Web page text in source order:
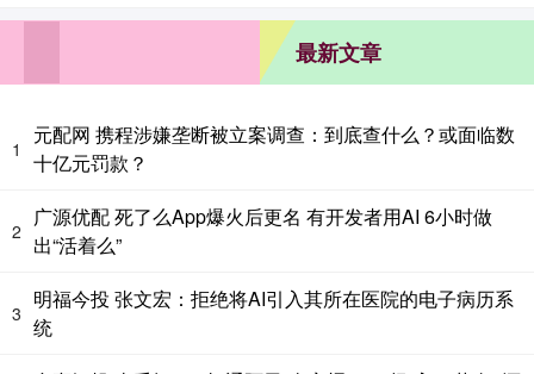
最新文章
1
元配网 携程涉嫌垄断被立案调查：到底查什么？或面临数
十亿元罚款？
2
广源优配 死了么App爆火后更名 有开发者用AI 6小时做
出“活着么”
3
明福今投 张文宏：拒绝将AI引入其所在医院的电子病历系
统